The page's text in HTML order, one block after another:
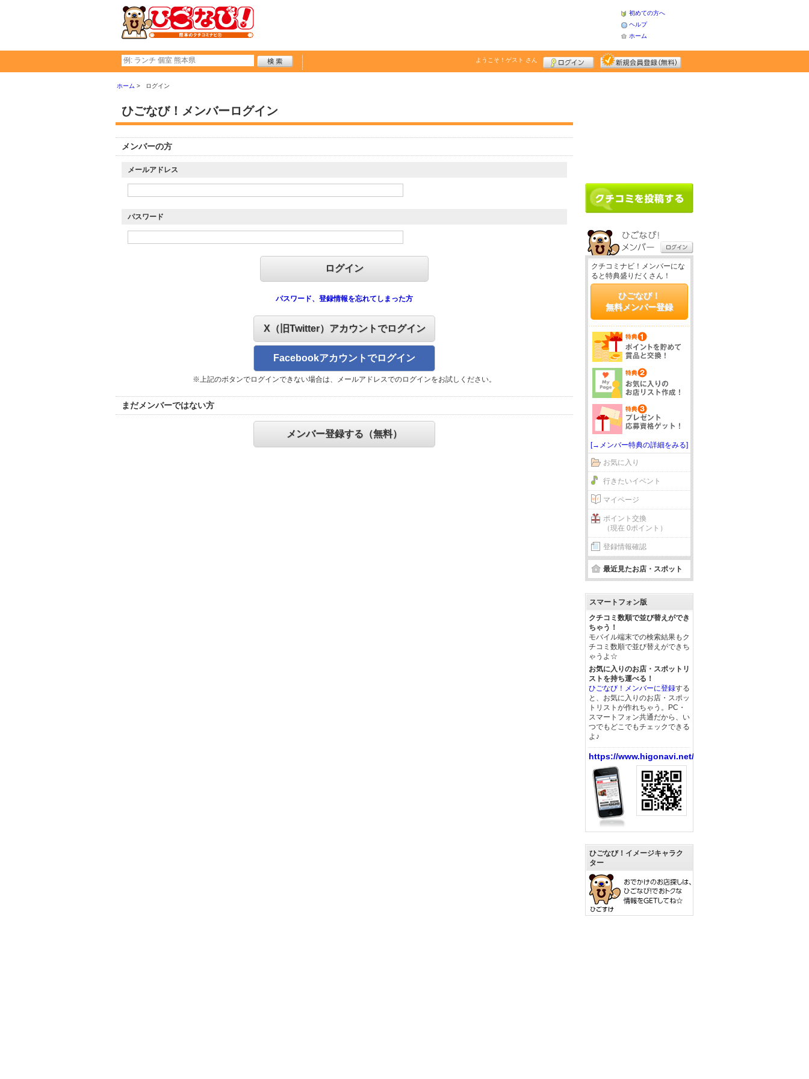
初めての方へ
ヘルプ
ホーム
ようこそ！ ゲスト さん
ホーム ログイン
ひごなび！メンバーログイン
メンバーの方
メールアドレス
パスワード
パスワード、登録情報を忘れてしまった方
X（旧Twitter）アカウントでログイン
Facebookアカウントでログイン
※上記のボタンでログインできない場合は、メールアドレスでのログインをお試しください。
まだメンバーではない方
メンバー登録する（無料）
クチコミナビ！メンバーにな
ると特典盛りだくさん！
ひごなび！
無料メンバー登録
[→メンバー特典の詳細をみる]
お気に入り
行きたいイベント
マイページ
ポイント交換
（現在 0ポイント）
登録情報確認
最近見たお店・スポット
スマートフォン版
クチコミ数順で並び替えができ
ちゃう！
モバイル端末での検索結果もク
チコミ数順で並び替えができち
ゃうよ☆
お気に入りのお店・スポットリ
ストを持ち運べる！
ひごなび！メンバーに登録する
と、お気に入りのお店・スポッ
トリストが作れちゃう。PC・
スマートフォン共通だから、い
つでもどこでもチェックできる
よ♪
https://www.higonavi.net/
ひごなび！イメージキャラク
ター